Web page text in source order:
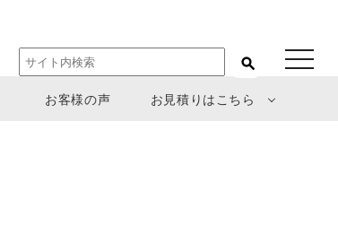
toggle
お客様の声 お見積りはこちら